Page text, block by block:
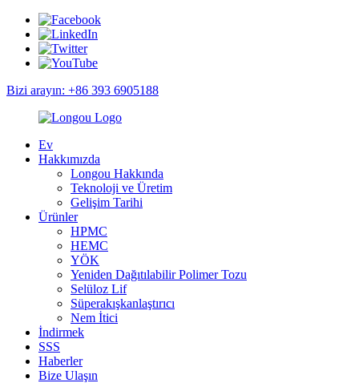
Bizi arayın: +86 393 6905188
Ev
Hakkımızda
Longou Hakkında
Teknoloji ve Üretim
Gelişim Tarihi
Ürünler
HPMC
HEMC
YÖK
Yeniden Dağıtılabilir Polimer Tozu
Selüloz Lif
Süperakışkanlaştırıcı
Nem İtici
İndirmek
SSS
Haberler
Bize Ulaşın